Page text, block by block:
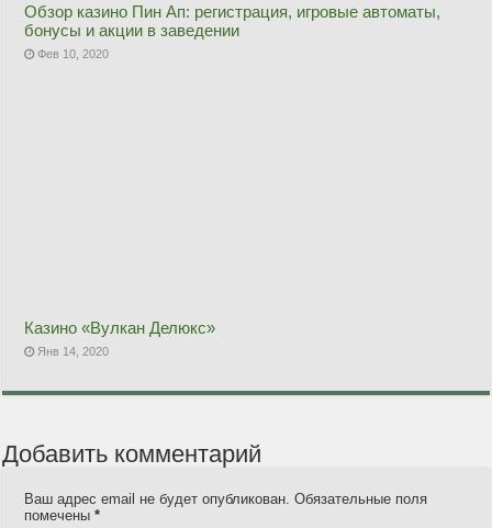
Обзор казино Пин Ап: регистрация, игровые автоматы,
бонусы и акции в заведении
Фев 10, 2020
Казино «Вулкан Делюкс»
Янв 14, 2020
Добавить комментарий
Ваш адрес email не будет опубликован. Обязательные поля
помечены*